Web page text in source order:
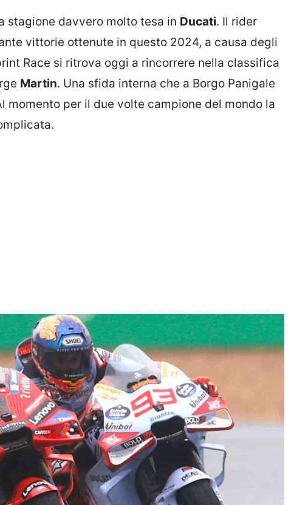
stagione davvero molto tesa in Ducati. Il rider
vittorie ottenute in questo 2024, a causa degli
Race si ritrova oggi a rincorrere nella classifica
Martin. Una sfida interna che a Borgo Panigale
momento per il due volte campione del mondo la